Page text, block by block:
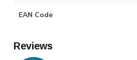
EAN Code
Reviews